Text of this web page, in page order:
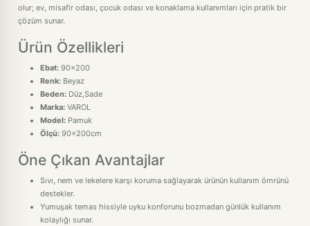
olur; ev, misafir odası, çocuk odası ve konaklama kullanımları için pratik bir
çözüm sunar.
Ürün Özellikleri
Ebat: 90x200
Renk: Beyaz
Beden: Düz,Sade
Marka: VAROL
Model: Pamuk
Ölçü: 90x200cm
Öne Çıkan Avantajlar
Sıvı, nem ve lekelere karşı koruma sağlayarak ürünün kullanım ömrünü
destekler.
Yumuşak temas hissiyle uyku konforunu bozmadan günlük kullanım
kolaylığı sunar.